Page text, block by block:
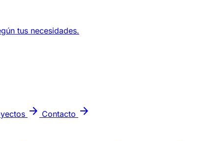
tus necesidades.
arrow_forward Contacto arrow_forward